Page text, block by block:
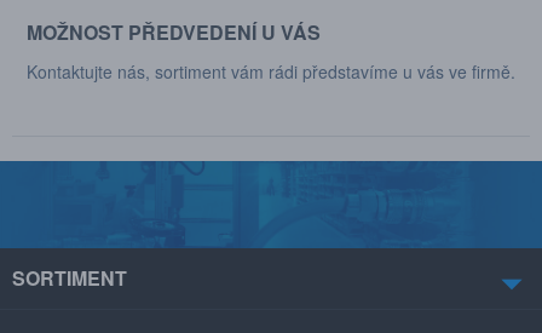
MOŽNOST PŘEDVEDENÍ U VÁS
Kontaktujte nás, sortiment vám rádi představíme u vás ve firmě.
SORTIMENT